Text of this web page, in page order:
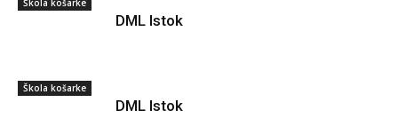
Škola košarke
DML Istok
Škola košarke
DML Istok